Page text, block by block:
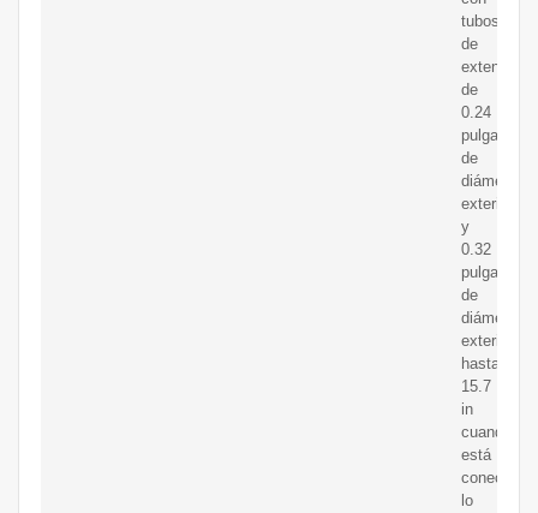
tubos
de
extensión
de
0.24
pulgadas
de
diámetro
exterior
y
0.32
pulgadas
de
diámetro
exterior,
hasta
15.7
in
cuando
está
conectado,
lo